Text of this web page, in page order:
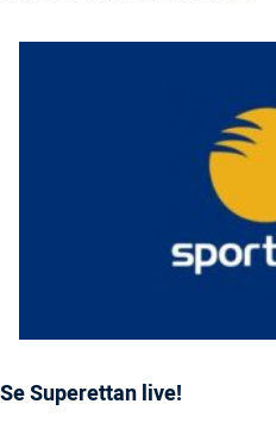
Se Superettan live!